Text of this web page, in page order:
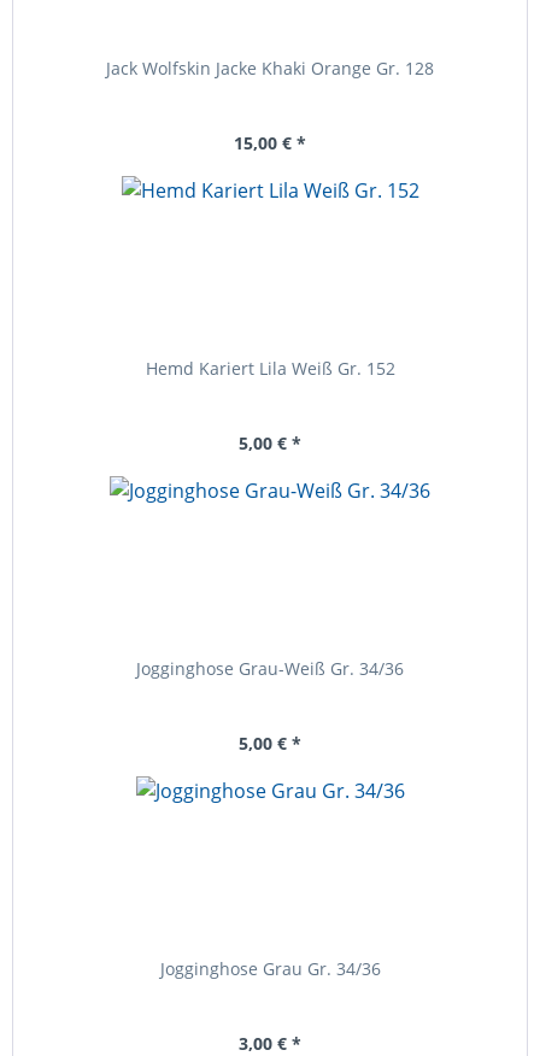
Jack Wolfskin Jacke Khaki Orange Gr. 128
15,00 € *
Hemd Kariert Lila Weiß Gr. 152
5,00 € *
Jogginghose Grau-Weiß Gr. 34/36
5,00 € *
Jogginghose Grau Gr. 34/36
3,00 € *